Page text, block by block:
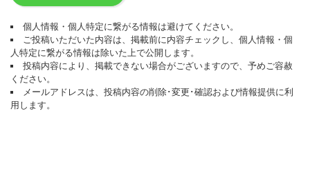
個人情報・個人特定に繋がる情報は避けてください。
ご投稿いただいた内容は、掲載前に内容チェックし、個人情報・個
人特定に繋がる情報は除いた上で公開します。
投稿内容により、掲載できない場合がございますので、予めご容赦
ください。
メールアドレスは、投稿内容の削除･変更･確認および情報提供に利
用します。